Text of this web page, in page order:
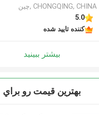
CHONGQING, CHINA ,چین
5.0
کننده تایید شده
بیشتر ببینید
بهترين قيمت رو براي